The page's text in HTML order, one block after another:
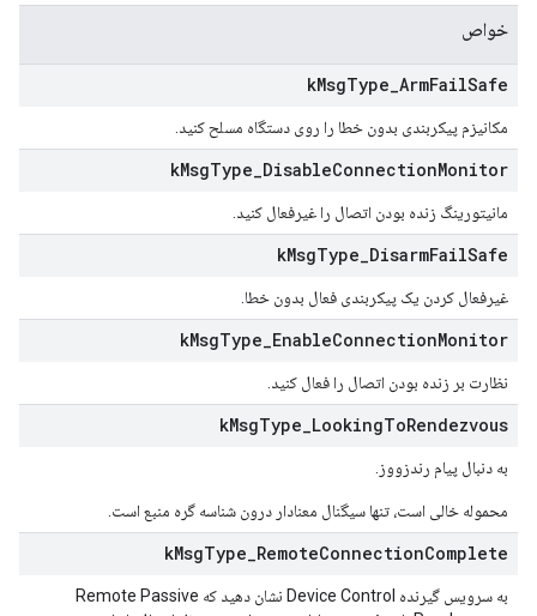
خواص
kMsgType ArmFailSafe
مکانیزم پیکربندی بدون خطا را روی دستگاه مسلح کنید.
kMsgType DisableConnectionMonitor
مانیتورینگ زنده بودن اتصال را غیرفعال کنید.
kMsgType DisarmFailSafe
غیرفعال کردن یک پیکربندی فعال بدون خطا.
kMsgType EnableConnectionMonitor
نظارت بر زنده بودن اتصال را فعال کنید.
kMsgType LookingToRendezvous
به دنبال پیام رندزووز.
محموله خالی است، تنها سیگنال معنادار درون شناسه گره منبع است.
kMsgType RemoteConnectionComplete
به سرویس گیرنده Device Control نشان دهید که Remote Passive